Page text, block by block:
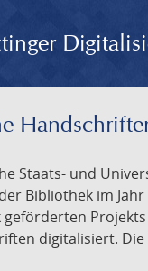
Staats- und
Bibliothek im
digitalisiert.